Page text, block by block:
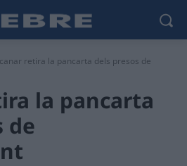
retira la pancarta dels presos de
la pancarta
de